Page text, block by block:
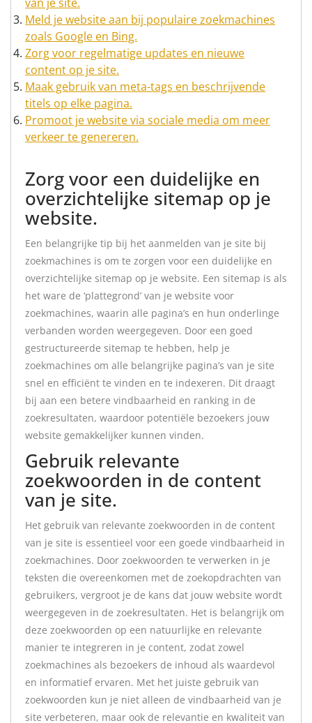
Meld je website aan bij populaire zoekmachines
zoals Google en Bing.
Zorg voor regelmatige updates en nieuwe
content op je site.
Maak gebruik van meta-tags en beschrijvende
titels op elke pagina.
Promoot je website via sociale media om meer
verkeer te genereren.
Zorg voor een duidelijke en
overzichtelijke sitemap op je
website.
Een belangrijke tip bij het aanmelden van je site bij
zoekmachines is om te zorgen voor een duidelijke en
overzichtelijke sitemap op je website. Een sitemap is als
het ware de ‘plattegrond’ van je website voor
zoekmachines, waarin alle pagina’s en hun onderlinge
verbanden worden weergegeven. Door een goed
gestructureerde sitemap te hebben, help je
zoekmachines om alle belangrijke pagina’s van je site
snel en efficiënt te vinden en te indexeren. Dit draagt
bij aan een betere vindbaarheid en ranking in de
zoekresultaten, waardoor potentiële bezoekers jouw
website gemakkelijker kunnen vinden.
Gebruik relevante
zoekwoorden in de content
van je site.
Het gebruik van relevante zoekwoorden in de content
van je site is essentieel voor een goede vindbaarheid in
zoekmachines. Door zoekwoorden te verwerken in je
teksten die overeenkomen met de zoekopdrachten van
gebruikers, vergroot je de kans dat jouw website wordt
weergegeven in de zoekresultaten. Het is belangrijk om
deze zoekwoorden op een natuurlijke en relevante
manier te integreren in je content, zodat zowel
zoekmachines als bezoekers de inhoud als waardevol
en informatief ervaren. Met het juiste gebruik van
zoekwoorden kun je niet alleen de vindbaarheid van je
site verbeteren, maar ook de relevantie en kwaliteit van